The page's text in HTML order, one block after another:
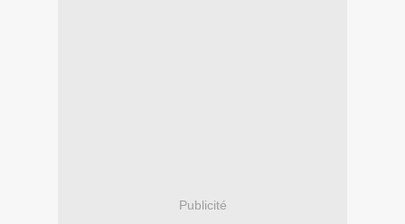
Publicité